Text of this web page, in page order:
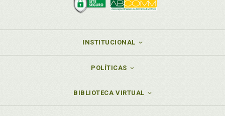
INSTITUCIONAL
POLÍTICAS
BIBLIOTECA VIRTUAL